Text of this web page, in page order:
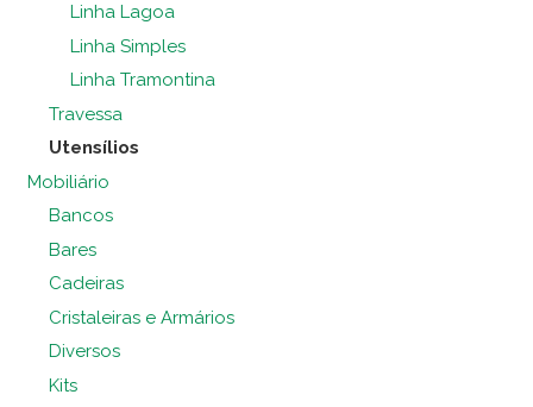
Linha Lagoa
Linha Simples
Linha Tramontina
Travessa
Utensílios
Mobiliário
Bancos
Bares
Cadeiras
Cristaleiras e Armários
Diversos
Kits